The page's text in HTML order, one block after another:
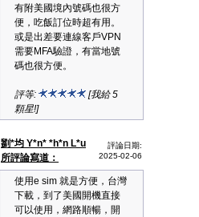
有附美國境內號碼也很方
便，吃飯訂位時超有用。
或是出差要連線客戶VPN
需要MFA驗證，有當地號
碼也很方便。
評等:
[我給 5
顆星!]
劉*均 Y*n* *h*n L*u
所評論寫道：
評論日期:
2025-02-06
使用e sim 就是方便，台灣
下載，到了美國開機直接
可以使用，網路順暢，開